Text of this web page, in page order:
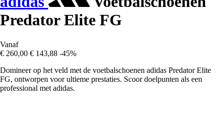
Predator Elite FG
Vanaf
€ 260,00 € 143,88 -45%
Domineer op het veld met de voetbalschoenen adidas Predator Elite
FG, ontworpen voor ultieme prestaties. Scoor doelpunten als een
professional met adidas.